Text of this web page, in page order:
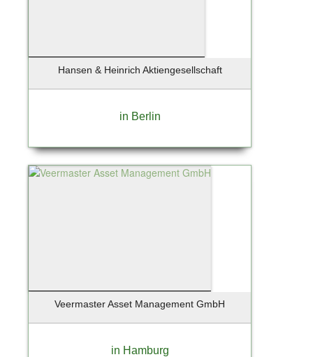
Hansen & Heinrich Aktiengesellschaft
in Berlin
Veermaster Asset Management GmbH
in Hamburg